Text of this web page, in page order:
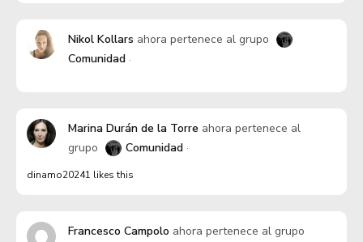
Nikol Kollars ahora pertenece al grupo
Comunidad
Marina Durán de la Torre ahora pertenece al
grupo
Comunidad
dinamo20241 likes this
Francesco Campolo ahora pertenece al grupo